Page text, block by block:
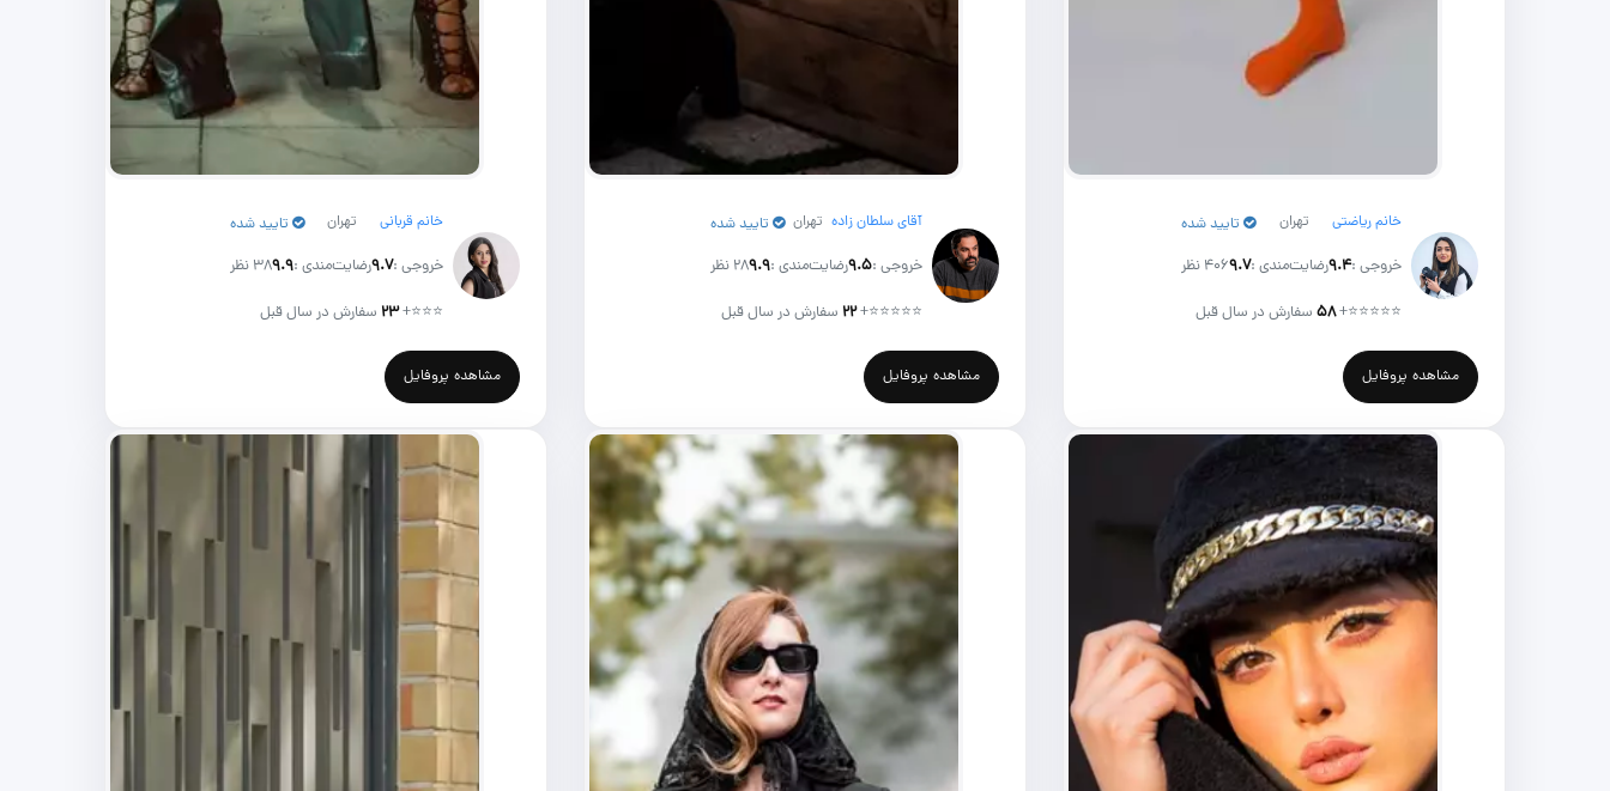
خانم ریاضتی تهران تایید شده
خروجی :۹.۴رضایت‌مندی :۹.۷406 نظر
⭐⭐⭐⭐⭐
+۵۸سفارش در سال قبل
مشاهده پروفایل
آقای سلطان زاده تهران تایید شده
خروجی :۹.۵رضایت‌مندی :۹.۹28 نظر
⭐⭐⭐⭐⭐
+۲۲ سفارش در سال قبل
مشاهده پروفایل
خانم قربانی تهران تایید شده
خروجی :۹.۷رضایت‌مندی :۹.۹38 نظر
⭐⭐⭐
+۲۳ سفارش در سال قبل
مشاهده پروفایل